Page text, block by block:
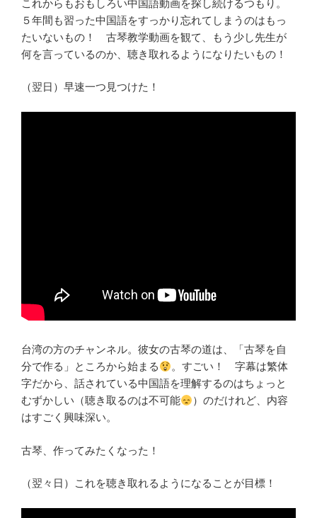
これからもおもしろい中国語動画を探し続けるつもり。
５年間も習った中国語をすっかり忘れてしまうのはもっ
たいないもの！ 古琴教学動画を観て、もう少し先生が
何を言っているのか、聴き取れるようになりたいもの！
（翌日）早速一つ見つけた！
台湾の方のチャンネル。彼女の古琴の道は、「古琴を自
分で作る」ところから始まる
。すごい！ 字幕は繁体
字だから、話されている中国語を理解するのはちょっと
むずかしい（聴き取るのは不可能
）のだけれど、内容
はすごく興味深い。
古琴、作ってみたくなった！
（翌々日）これを聴き取れるようになることが目標！